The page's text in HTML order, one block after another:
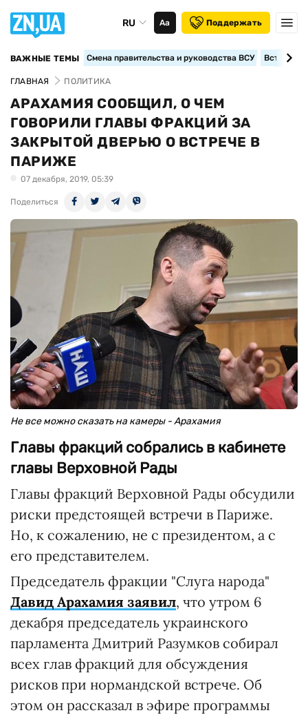
RU Аа Поддержать
ВАЖНЫЕ ТЕМЫ Смена правительства и руководства ВСУ
ГЛАВНАЯ ПОЛИТИКА
АРАХАМИЯ СООБЩИЛ, О ЧЕМ
ГОВОРИЛИ ГЛАВЫ ФРАКЦИЙ ЗА
ЗАКРЫТОЙ ДВЕРЬЮ О ВСТРЕЧЕ В
ПАРИЖЕ
07 декабря, 2019, 05:39
Поделиться
Не все можно сказать на камеры - Арахамия
Главы фракций собрались в кабинете
главы Верховной Рады
Главы фракций Верховной Рады обсудили
риски предстоящей встречи в Париже.
Но, к сожалению, не с президентом, а с
его представителем.
Председатель фракции "Слуга народа"
Давид Арахамия заявил, что утром 6
декабря председатель украинского
парламента Дмитрий Разумков собирал
всех глав фракций для обсуждения
рисков при нормандской встрече. Об
этом он рассказал в эфире программы